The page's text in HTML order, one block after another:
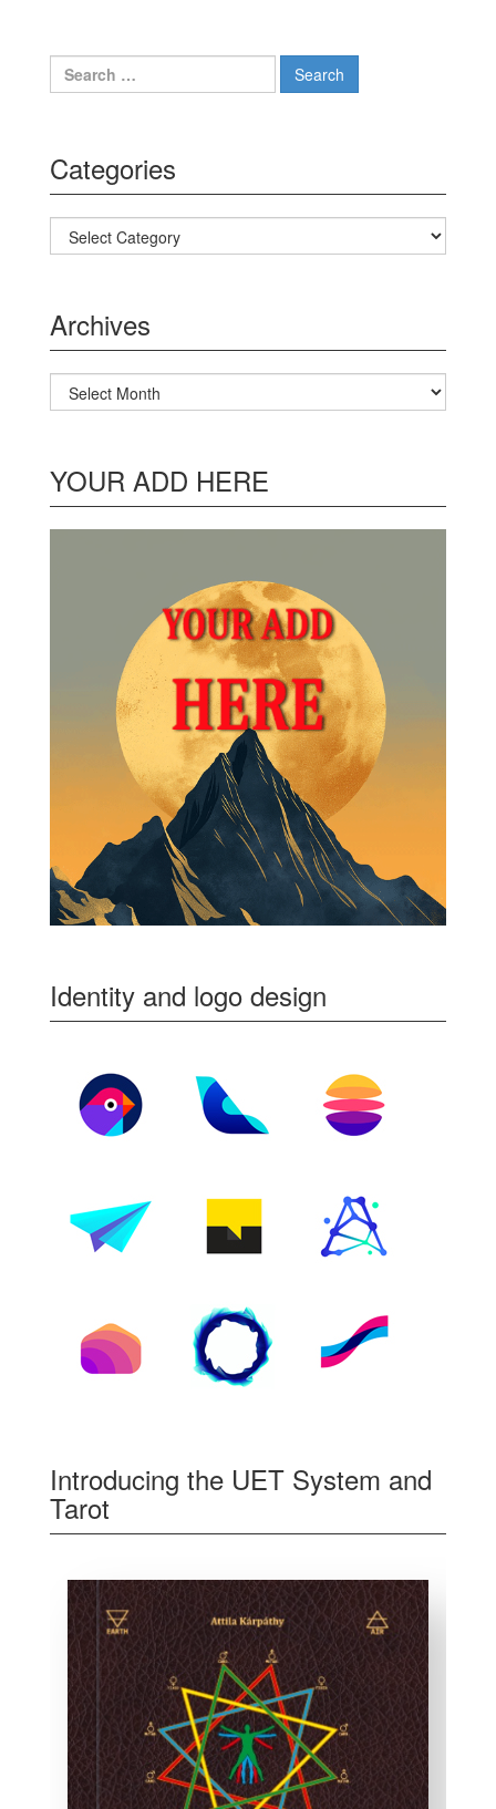
Search for:
Categories
Categories
Archives
Archives
YOUR ADD HERE
Identity and logo design
Introducing the UET System and
Tarot